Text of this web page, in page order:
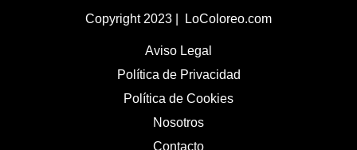
Copyright 2023 | LoColoreo.com
Aviso Legal
Política de Privacidad
Política de Cookies
Nosotros
Contacto